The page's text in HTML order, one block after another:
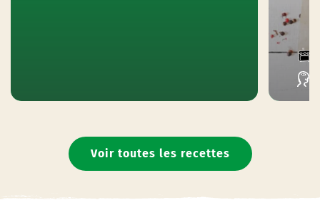
Voir toutes les recettes